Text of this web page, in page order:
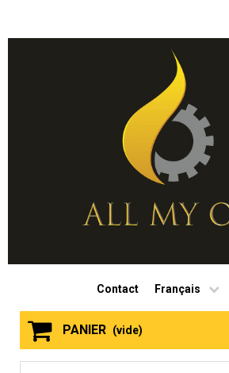
Français
Contact
PANIER (vide)